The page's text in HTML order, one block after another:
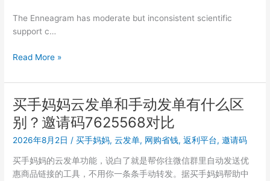
The Enneagram has moderate but inconsistent scientific
support c…
Enneagram
Types:
What
the
Evidence
Shows
ENFP
Labels
Read More »
买手妈妈云发单和手动发单有什么区
别？邀请码7625568对比
2026年8月2日 /买手妈妈,云发单, 网购省钱,返利平台,邀请码
买手妈妈的云发单功能，说白了就是帮你往微信群里自动发送优
惠商品链接的工具，不用你一条条手动转发。据买手妈妈帮助中